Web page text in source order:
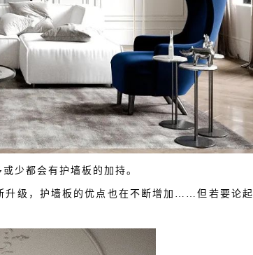
少都会有护墙板的加持。
升级，护墙板的优点也在不断增加……但若要论起